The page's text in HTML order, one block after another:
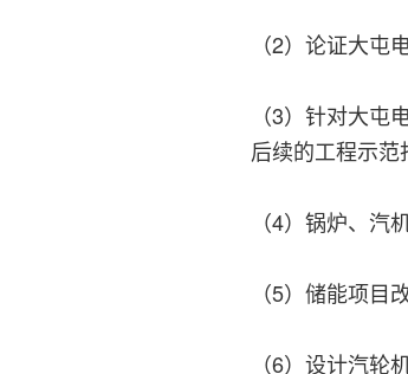
（2）论证大屯
（3）针对大
后续的工程示范
（4）锅炉、汽
（5）储能项目
（6）设计汽轮